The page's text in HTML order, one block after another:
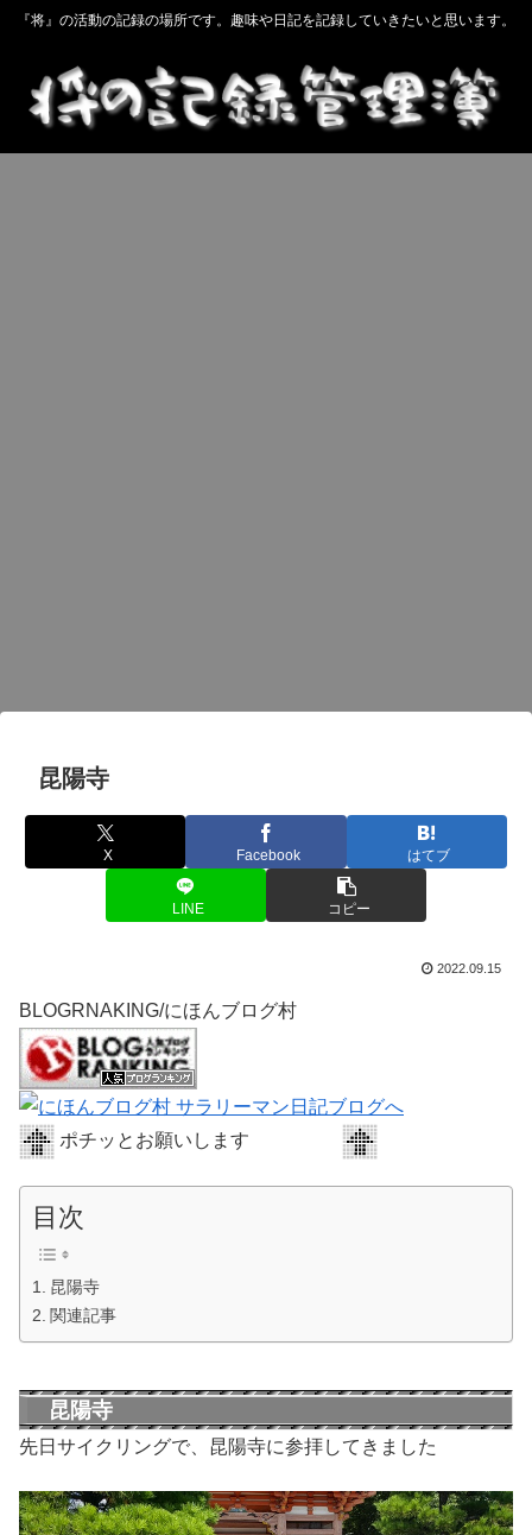
『将』の活動の記録の場所です。趣味や日記を記録していきたいと思います。
昆陽寺
X Facebook はてブ
LINE コピー
2022.09.15
BLOGRNAKING/にほんブログ村
ポチッとお願いします
目次
昆陽寺
関連記事
昆陽寺
先日サイクリングで、昆陽寺に参拝してきました